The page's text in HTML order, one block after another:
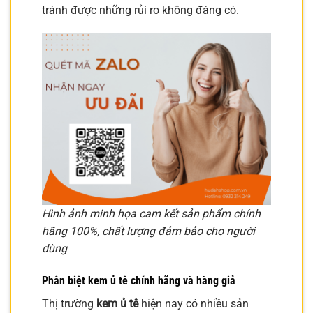
tránh được những rủi ro không đáng có.
Hình ảnh minh họa cam kết sản phẩm chính
hãng 100%, chất lượng đảm bảo cho người
dùng
Phân biệt kem ủ tê chính hãng và hàng giả
Thị trường kem ủ têhiện nay có nhiều sản